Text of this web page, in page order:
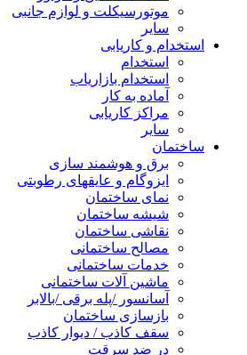
موتورسیکلت و لوازم جانبی
سایر
استخدام و کاریابی
استخدام
استخدام بازاریاب
آماده به کار
مراکز کاریابی
سایر
ساختمان
برق و هوشمند سازی
ایزوگام و عایقهای رطوبتی
نمای ساختمان
شیشه ساختمان
نقاشی ساختمان
مصالح ساختمانی
خدمات ساختمانی
ماشین آلات ساختمانی
آسانسور /پله برقی /بالابر
بازسازی ساختمان
سقف کاذب / دیوار کاذب
در ضد سرقت